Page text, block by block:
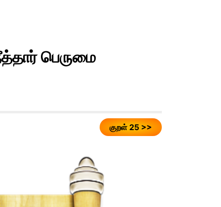
பெருமை
குறள் 25 >>